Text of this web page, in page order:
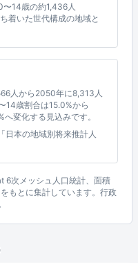
14歳の約1,436人
着いた世代構成の地域と
人から2050年に8,313人
14歳割合は15.0%から
変化する見込みです。
日本の地域別将来推計人
6次メッシュ人口統計、面積
もとに集計しています。行政